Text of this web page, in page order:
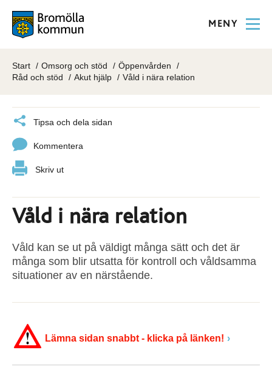
MENY
Start Omsorg och stöd
Öppenvården
Råd och stöd
Akut hjälp Våld i nära relation
Tipsa och dela sidan
Kommentera
Skriv ut
Våld i nära relation
Våld kan se ut på väldigt många sätt och det är
många som blir utsatta för kontroll och våldsamma
situationer av en närstående.
Lämna sidan snabbt - klicka på länken!